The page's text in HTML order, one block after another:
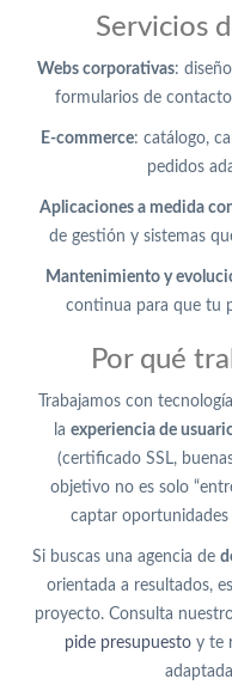
Servicios
Webs corporativas:
formularios de
E-commerce: catálogo,
pedidos
Aplicaciones a medida
de gestión y sistemas
Mantenimiento y
continua para que tu
Por qué
Trabajamos con
la experiencia de
(certificado SSL,
objetivo no es solo
captar
Si buscas una agencia de
orientada a resultados,
proyecto. Consulta
pide presupuesto y te